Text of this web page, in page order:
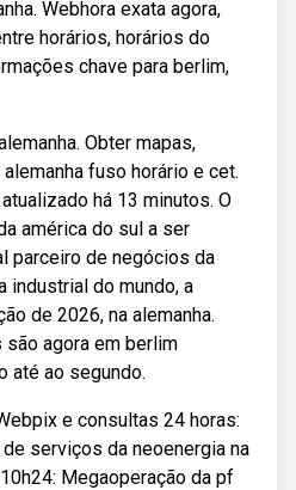
Webhora exata agora,
horários, horários do
chave para berlim,
Obter mapas,
fuso horário e cet.
há 13 minutos. O
américa do sul a ser
parceiro de negócios da
industrial do mundo, a
de 2026, na alemanha.
são agora em berlim
até ao segundo.
e consultas 24 horas:
serviços da neoenergia na
Megaoperação da pf